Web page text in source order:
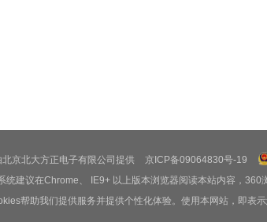
京北大方正电子有限公司提供 京ICP备09064830号-19
统建议在Chrome、 IE9+ 以上版本浏览器阅读本站内容，360
帮助我们提供服务并提供个性化体验。使用本网站，即表